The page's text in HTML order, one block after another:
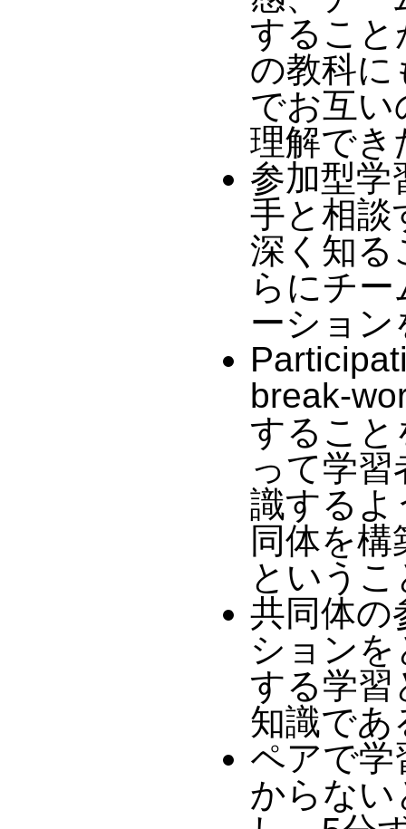
すること
の教科に
でお互
理解でき
参加型学
手と相談
深く知る
らにチ
ーショ
break-
すること
って学
識するよ
同体を
という
共同体の
ション
する学習
知識であ
ペアで学
からな